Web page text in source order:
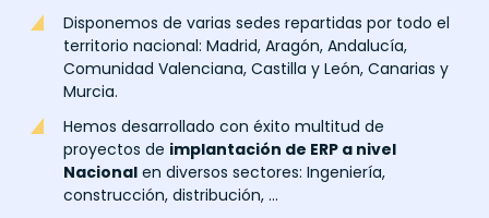
Disponemos de varias sedes repartidas por todo el
territorio nacional: Madrid, Aragón, Andalucía,
Comunidad Valenciana, Castilla y León, Canarias y
Murcia.
Hemos desarrollado con éxito multitud de
proyectos de implantación de ERP a nivel
Nacional en diversos sectores: Ingeniería,
construcción, distribución, …